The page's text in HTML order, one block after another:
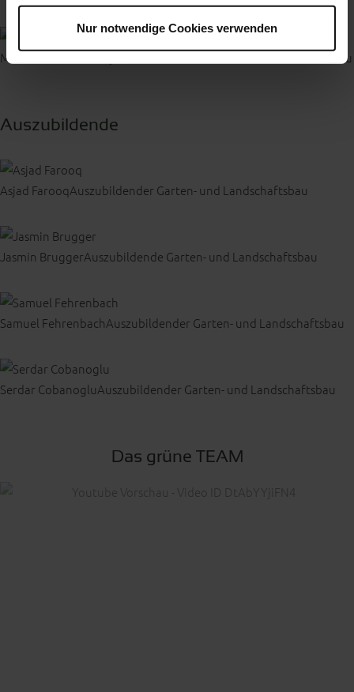
Nur notwendige Cookies verwenden
Mohamad Rahman QuraishiHelfer im Garten- und Landschaftsbau
Auszubildende
Asjad FarooqAuszubildender Garten- und Landschaftsbau
Jasmin BruggerAuszubildende Garten- und Landschaftsbau
Samuel FehrenbachAuszubildender Garten- und Landschaftsbau
Serdar CobanogluAuszubildender Garten- und Landschaftsbau
Das grüne TEAM